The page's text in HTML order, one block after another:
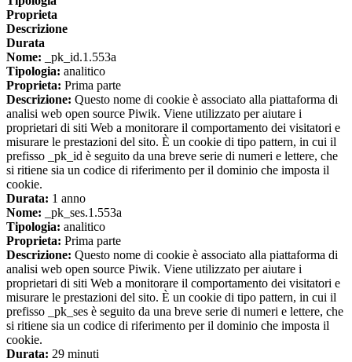
Proprieta
Descrizione
Durata
Nome: _pk_id.1.553a
Tipologia: analitico
Proprieta: Prima parte
Descrizione: Questo nome di cookie è associato alla piattaforma di
analisi web open source Piwik. Viene utilizzato per aiutare i
proprietari di siti Web a monitorare il comportamento dei visitatori e
misurare le prestazioni del sito. È un cookie di tipo pattern, in cui il
prefisso _pk_id è seguito da una breve serie di numeri e lettere, che
si ritiene sia un codice di riferimento per il dominio che imposta il
cookie.
Durata: 1 anno
Nome: _pk_ses.1.553a
Tipologia: analitico
Proprieta: Prima parte
Descrizione: Questo nome di cookie è associato alla piattaforma di
analisi web open source Piwik. Viene utilizzato per aiutare i
proprietari di siti Web a monitorare il comportamento dei visitatori e
misurare le prestazioni del sito. È un cookie di tipo pattern, in cui il
prefisso _pk_ses è seguito da una breve serie di numeri e lettere, che
si ritiene sia un codice di riferimento per il dominio che imposta il
cookie.
Durata: 29 minuti